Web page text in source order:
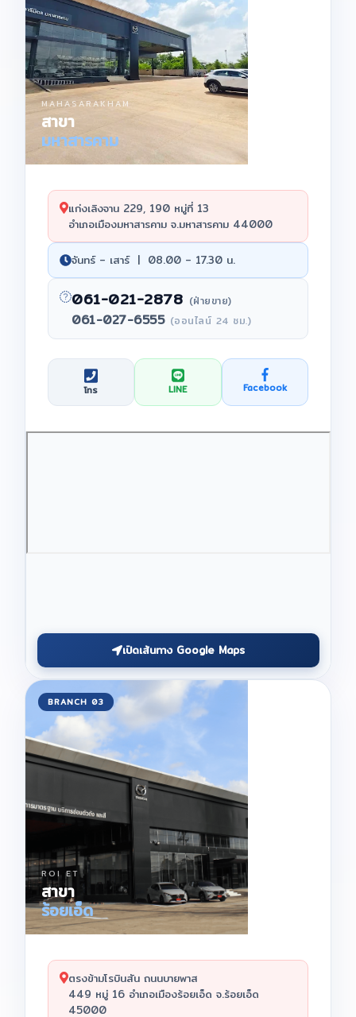
MAHASARAKHAM
สาขา
มหาสารคาม
แก่งเลิงจาน 229, 190 หมู่ที่ 13
อำเภอเมืองมหาสารคาม จ.มหาสารคาม 44000
จันทร์ – เสาร์ | 08.00 – 17.30 น.
061-021-2878 (ฝ่ายขาย)
061-027-6555 (ออนไลน์ 24 ชม.)
โทร LINE Facebook
เปิดเส้นทาง Google Maps
BRANCH 03
ROI ET
สาขา
ร้อยเอ็ด
ตรงข้ามโรบินสัน ถนนบายพาส
449 หมู่ 16 อำเภอเมืองร้อยเอ็ด จ.ร้อยเอ็ด
45000